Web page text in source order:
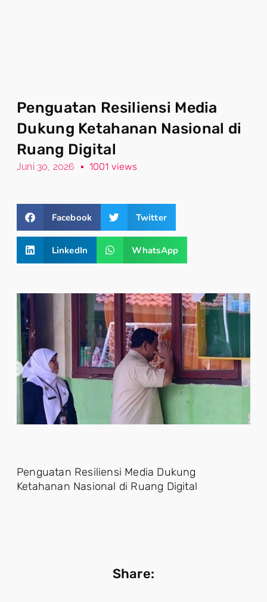
Penguatan Resiliensi Media
Dukung Ketahanan Nasional di
Ruang Digital
Juni 30, 2026 1001 views
Facebook Twitter
LinkedIn WhatsApp
Penguatan Resiliensi Media Dukung
Ketahanan Nasional di Ruang Digital
Share: